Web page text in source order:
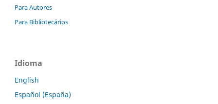
Para Autores
Para Bibliotecários
Idioma
English
Español (España)